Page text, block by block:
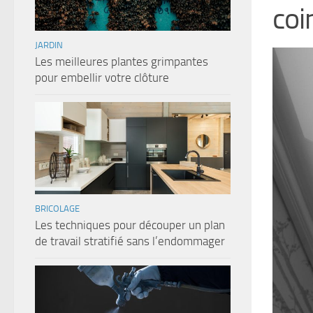
JARDIN
Les meilleures plantes grimpantes
pour embellir votre clôture
BRICOLAGE
Les techniques pour découper un plan
de travail stratifié sans l’endommager